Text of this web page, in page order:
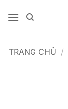
qua
TRANG CHỦ /